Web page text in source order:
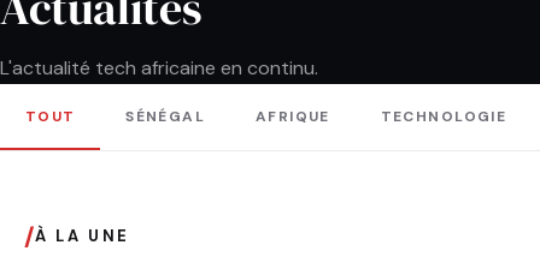
L'actualité tech africaine en continu.
TOUT SÉNÉGAL AFRIQUE TECHNOLOGIE
/À LA UNE